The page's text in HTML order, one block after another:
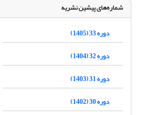
شماره‌های پیشین نشریه
دوره 33 (1405)
دوره 32 (1404)
دوره 31 (1403)
دوره 30 (1402)